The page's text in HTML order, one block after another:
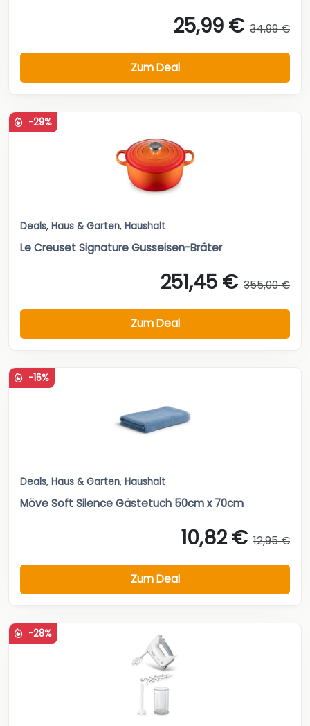
25,99 € 34,99 €
Zum Deal
-29%
Deals, Haus & Garten, Haushalt
Le Creuset Signature Gusseisen-Bräter
251,45 € 355,00 €
Zum Deal
-16%
Deals, Haus & Garten, Haushalt
Möve Soft Silence Gästetuch 50cm x 70cm
10,82 € 12,95 €
Zum Deal
-28%